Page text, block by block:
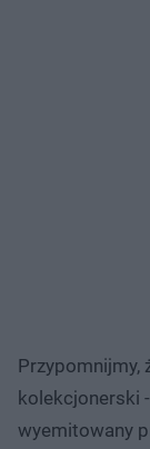
Przypomnijmy,
kolekcjonerski -
wyemitowany